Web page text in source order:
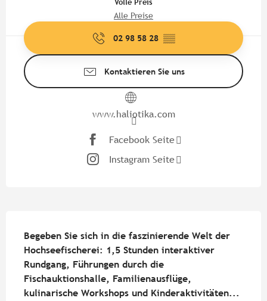
Volle Preis
Alle Preise
02 98 58 28 ▒▒
Kontaktieren Sie uns
www.haliotika.com
Facebook Seite
Instagram Seite
Begeben Sie sich in die faszinierende Welt der
Hochseefischerei: 1,5 Stunden interaktiver
Rundgang, Führungen durch die
Fischauktionshalle, Familienausflüge,
kulinarische Workshops und Kinderaktivitäten...